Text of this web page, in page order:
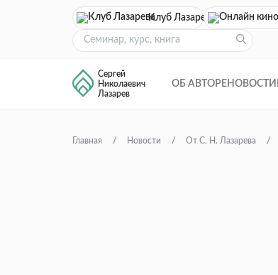
Клуб Лазарева
Сергей
Николаевич
Лазарев
ОБ АВТОРЕ НОВОСТИ
Главная Новости От С. Н. Лазарева